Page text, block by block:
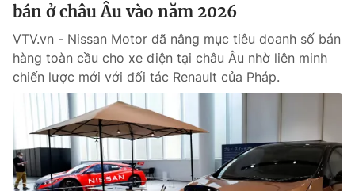
bán ở châu Âu vào năm 2026
VTV.vn - Nissan Motor đã nâng mục tiêu doanh số bán
hàng toàn cầu cho xe điện tại châu Âu nhờ liên minh
chiến lược mới với đối tác Renault của Pháp.